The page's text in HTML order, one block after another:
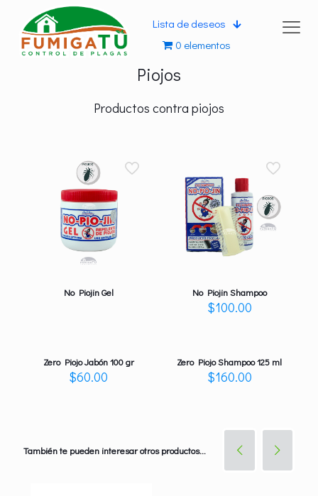
Lista de deseos
0 elementos
Piojos
Productos contra piojos
No Piojin Gel No Piojin Shampoo
$100.00
Zero Piojo Jabón 100 gr
$60.00
Zero Piojo Shampoo 125 ml
$160.00
También te pueden interesar otros productos...